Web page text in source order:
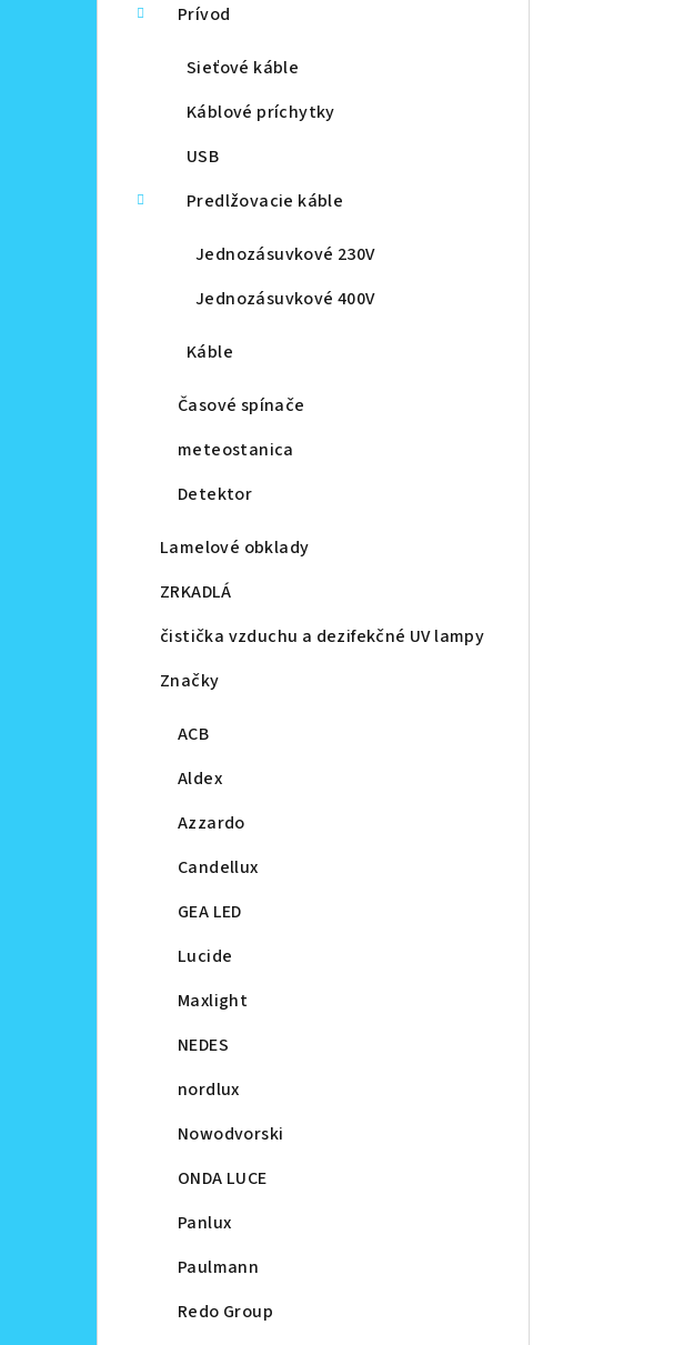
Prívod
Sieťové káble
Káblové príchytky
USB
Predlžovacie káble
Jednozásuvkové 230V
Jednozásuvkové 400V
Káble
Časové spínače
meteostanica
Detektor
Lamelové obklady
ZRKADLÁ
čistička vzduchu a dezifekčné UV lampy
Značky
ACB
Aldex
Azzardo
Candellux
GEA LED
Lucide
Maxlight
NEDES
nordlux
Nowodvorski
ONDA LUCE
Panlux
Paulmann
Redo Group